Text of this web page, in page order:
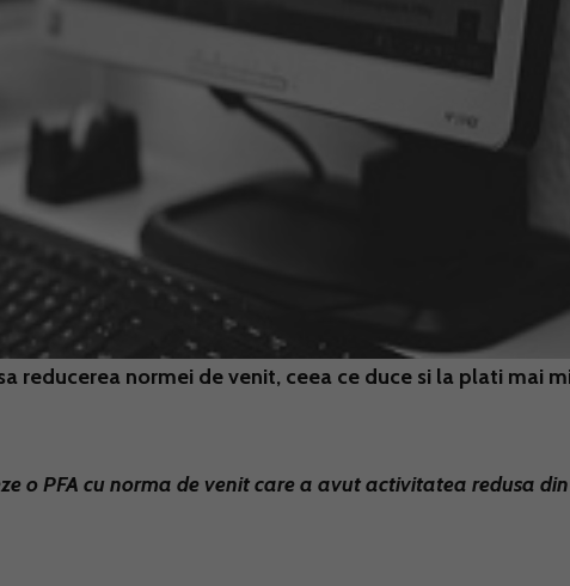
reducerea normei de venit, ceea ce duce si la plati mai
o PFA cu norma de venit care a avut activitatea redusa din